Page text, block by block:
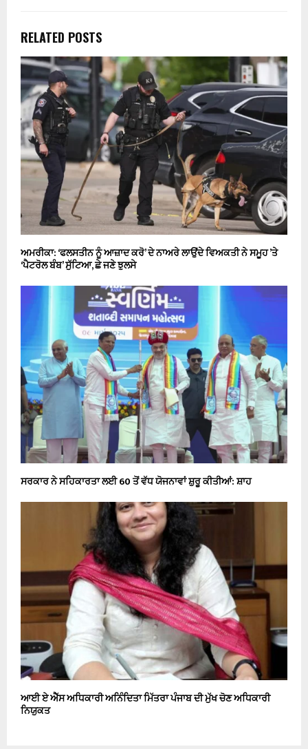
RELATED POSTS
ਅਮਰੀਕਾ: ‘ਫਲਸਤੀਨ ਨੂੰ ਆਜ਼ਾਦ ਕਰੋ’ ਦੇ ਨਾਅਰੇ ਲਾਉਂਦੇ ਵਿਅਕਤੀ ਨੇ ਸਮੂਹ ’ਤੇ
‘ਪੈਟਰੋਲ ਬੰਬ’ ਸੁੱਟਿਆ, ਛੇ ਜਣੇ ਝੁਲਸੇ
ਸਰਕਾਰ ਨੇ ਸਹਿਕਾਰਤਾ ਲਈ 60 ਤੋਂ ਵੱਧ ਯੋਜਨਾਵਾਂ ਸ਼ੁਰੂ ਕੀਤੀਆਂ: ਸ਼ਾਹ
ਆਈ ਏ ਐੱਸ ਅਧਿਕਾਰੀ ਅਨਿੰਦਿਤਾ ਮਿੱਤਰਾ ਪੰਜਾਬ ਦੀ ਮੁੱਖ ਚੋਣ ਅਧਿਕਾਰੀ
ਨਿਯੁਕਤ